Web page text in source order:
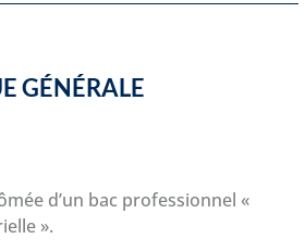
GÉNÉRALE
d’un bac professionnel «
».